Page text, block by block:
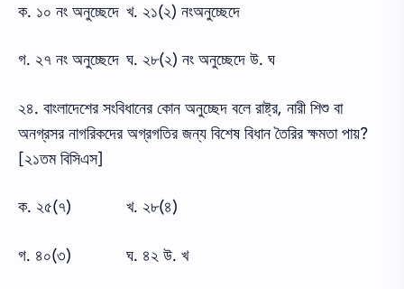
ক. ১০ নং অনুচ্ছেদে খ. ২১(২) নংঅনুচ্ছেদে
গ. ২৭ নং অনুচ্ছেদে ঘ. ২৮(২) নং অনুচ্ছেদে উ. ঘ
২৪. বাংলাদেশের সংবিধানের কোন অনুচ্ছেদ বলে রাষ্ট্র, নারী শিশু বা
অনগ্রসর নাগরিকদের অগ্রগতির জন্য বিশেষ বিধান তৈরির ক্ষমতা পায়?
[২১তম বিসিএস]
ক. ২৫(৭) খ. ২৮(৪)
গ. ৪০(৩) ঘ. ৪২ উ. খ